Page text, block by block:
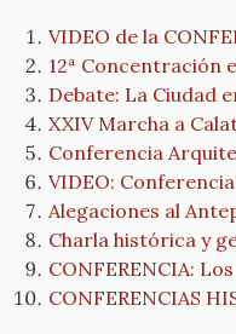
VIDEO de la
12ª Concentración
Debate: La Ciudad
XXIV Marcha a
Conferencia
VIDEO:
Alegaciones al
Charla histórica y
CONFERENCIA:
CONFERENCIAS